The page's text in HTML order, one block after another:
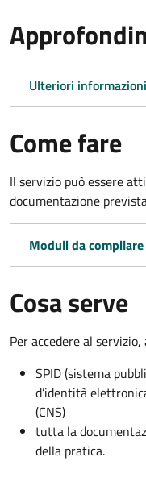
Ulteriori informazioni
Come fare
Il servizio può essere
documentazione
Moduli da
Cosa serve
Per accedere al
SPID (sistema
d’identità
(CNS)
tutta la
della pratica.